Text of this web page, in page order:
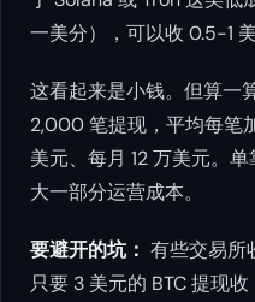
一美分），可以收 0.5-1
这看起来是小钱。但算一
2,000 笔提现，平均每笔
美元、每月 12 万美元。
大一部分运营成本。
要避开的坑： 有些交易
只要 3 美元的 BTC 提现